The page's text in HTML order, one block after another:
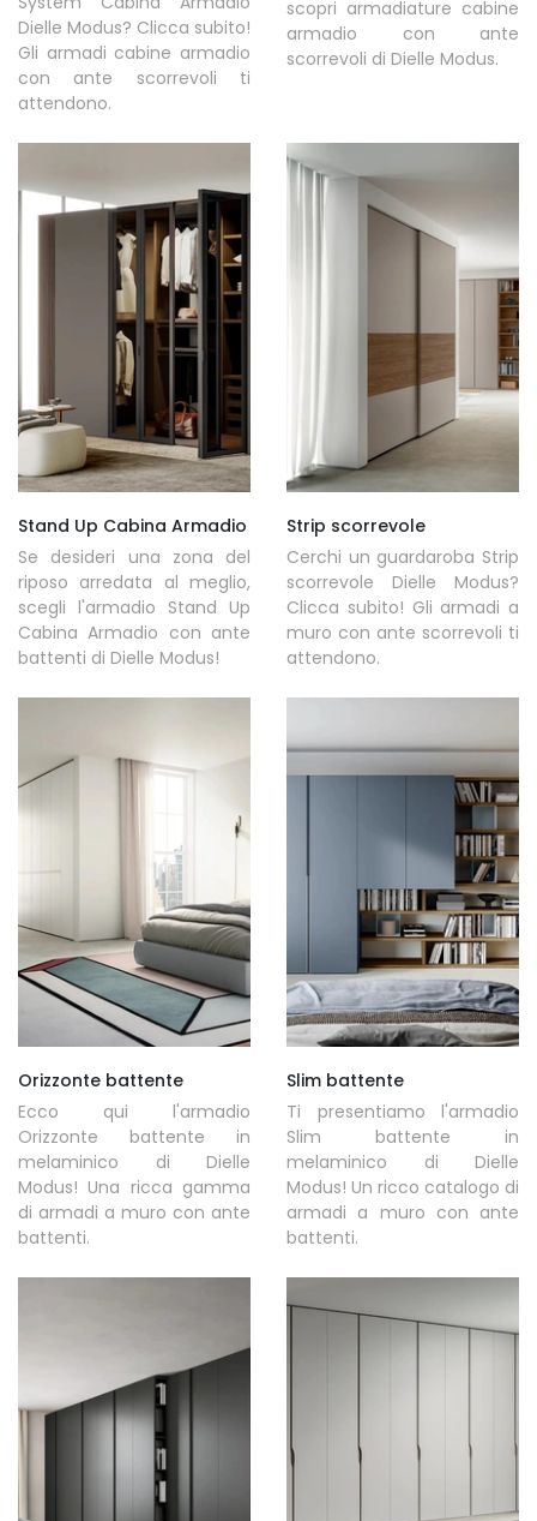
Dielle Modus? Clicca subito!
Gli armadi cabine armadio
con ante scorrevoli ti
attendono.
scopri armadiature cabine
armadio con ante
scorrevoli di Dielle Modus.
Stand Up Cabina Armadio
Se desideri una zona del
riposo arredata al meglio,
scegli l'armadio Stand Up
Cabina Armadio con ante
battenti di Dielle Modus!
Strip scorrevole
Cerchi un guardaroba Strip
scorrevole Dielle Modus?
Clicca subito! Gli armadi a
muro con ante scorrevoli ti
attendono.
Orizzonte battente
Ecco qui l'armadio
Orizzonte battente in
melaminico di Dielle
Modus! Una ricca gamma
di armadi a muro con ante
battenti.
Slim battente
Ti presentiamo l'armadio
Slim battente in
melaminico di Dielle
Modus! Un ricco catalogo di
armadi a muro con ante
battenti.